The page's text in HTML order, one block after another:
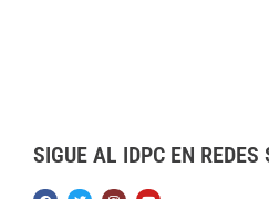
SIGUE AL IDPC EN REDES